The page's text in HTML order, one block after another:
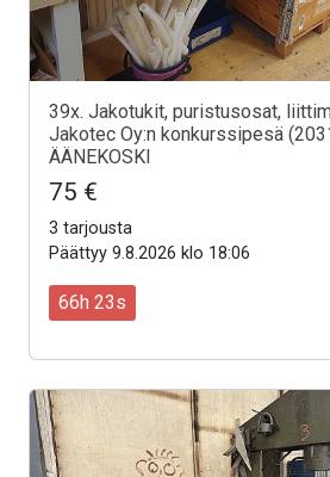
39x. Jakotukit, puristusosat,
Jakotec Oy:n konkurssipesä
ÄÄNEKOSKI
75 €
3 tarjousta
Päättyy 9.8.2026 klo 18:06
66h 21s